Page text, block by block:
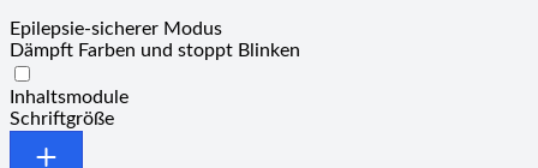
Epilepsie-sicherer Modus
Dämpft Farben und stoppt Blinken
Inhaltsmodule
Schriftgröße